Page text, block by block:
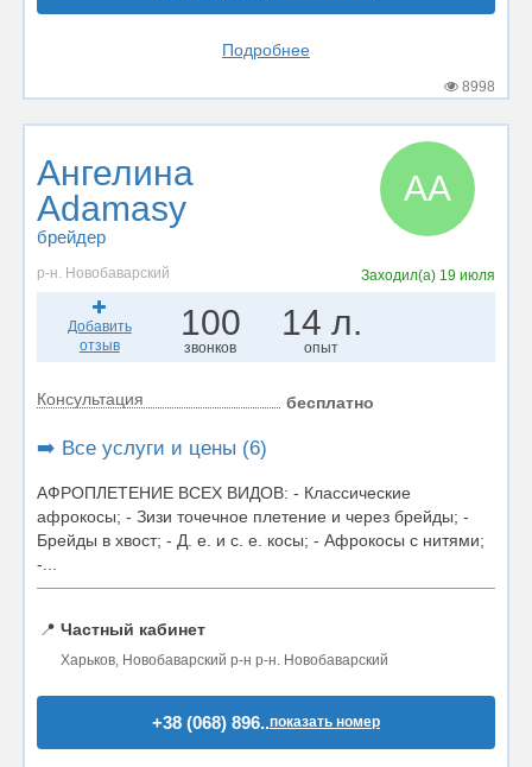
Подробнее
8998
Ангелина
Adamasy
брейдер
АA
р-н. Новобаварский Заходил(а) 19 июля
Добавить
отзыв
100
звонков
14 л.
опыт
Консультация бесплатно
➡️ Все услуги и цены (6)
АФРОПЛЕТЕНИЕ ВСЕХ ВИДОВ: - Классические
афрокосы; - Зизи точечное плетение и через брейды; -
Брейды в хвост; - Д. е. и с. е. косы; - Афрокосы с нитями;
-...
📍 Частный кабинет
Харьков, Новобаварский р-н р-н. Новобаварский
+38 (068) 896..показать номер